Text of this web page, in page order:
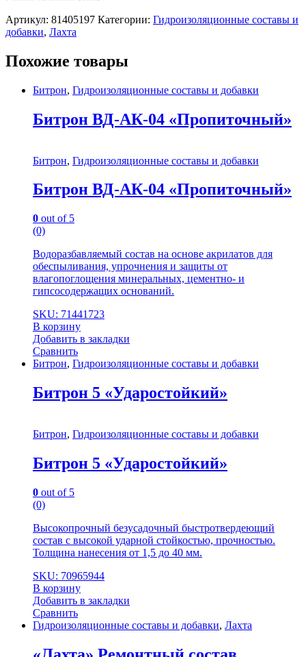
Артикул: 81405197 Категории: Гидроизоляционные составы и
добавки, Лахта
Похожие товары
Битрон, Гидроизоляционные составы и добавки
Битрон ВД-АК-04 «Пропиточный»
Битрон, Гидроизоляционные составы и добавки
Битрон ВД-АК-04 «Пропиточный»
0 out of 5
(0)
Водоразбавляемый состав на основе акрилатов для
обеспыливания, упрочнения и защиты от
влагопоглощения минеральных, цементно- и
гипсосодержащих оснований.
SKU: 71441723
В корзину
Добавить в закладки
Сравнить
Битрон, Гидроизоляционные составы и добавки
Битрон 5 «Ударостойкий»
Битрон, Гидроизоляционные составы и добавки
Битрон 5 «Ударостойкий»
0 out of 5
(0)
Высокопрочный безусадочный быстротвердеющий
состав с высокой ударной стойкостью, прочностью.
Толщина нанесения от 1,5 до 40 мм.
SKU: 70965944
В корзину
Добавить в закладки
Сравнить
Гидроизоляционные составы и добавки, Лахта